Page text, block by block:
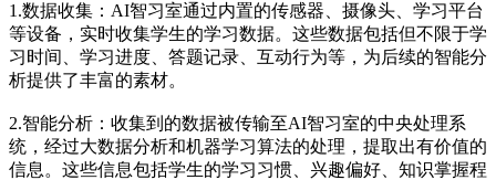
1.数据收集：AI智习室通过内置的传感器、摄像头、学习平台
等设备，实时收集学生的学习数据。这些数据包括但不限于学
习时间、学习进度、答题记录、互动行为等，为后续的智能分
析提供了丰富的素材。
2.智能分析：收集到的数据被传输至AI智习室的中央处理系
统，经过大数据分析和机器学习算法的处理，提取出有价值的
信息。这些信息包括学生的学习习惯、兴趣偏好、知识掌握程